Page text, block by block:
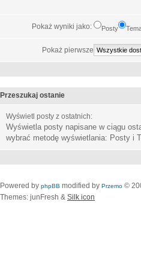
Pokaż wyniki jako: Posty
Pokaż pierwsze
Przeszukaj ostanie
Wyświetl posty z ostatnich:
Wyświetla posty napisane w ciągu
wybrać metodę wyświetlania: Posty i
Powered by phpBB modified by Przemo ©
Themes: junFresh & Silk icon